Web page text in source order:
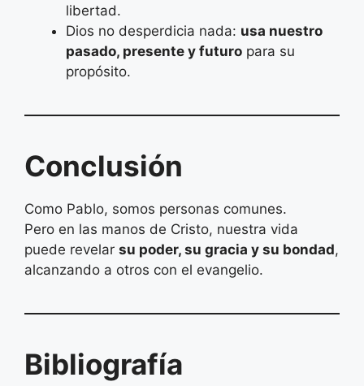
libertad.
Dios no desperdicia nada: usa nuestro
pasado, presente y futuro para su
propósito.
Conclusión
Como Pablo, somos personas comunes.
Pero en las manos de Cristo, nuestra vida
puede revelar su poder, su gracia y su bondad,
alcanzando a otros con el evangelio.
Bibliografía